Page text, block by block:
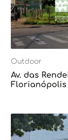
Outdoor
Av. das
Florianópolis